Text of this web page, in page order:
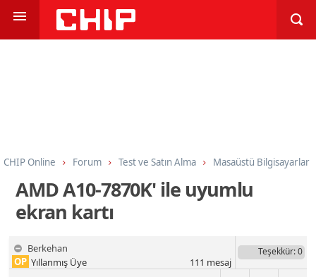
CHIP Online Forum Test ve Satın Alma Masaüstü Bilgisayarlar
AMD A10-7870K' ile uyumlu
ekran kartı
Berkehan
OP Yıllanmış Üye
Teşekkür: 0
111 mesaj